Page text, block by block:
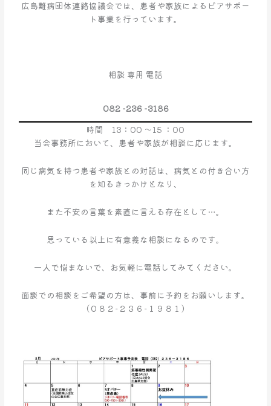
広島難病団体連絡協議会では、患者や家族によるピアサポー
ト事業を行っています。
相談 専用 電話
082 -236 -3186
時間 13：00 ～15 ：00
当会事務所において、患者や家族が相談に応じます。
同じ病気を持つ患者や家族との対話は、病気との付き合い方
を知るきっかけとなり、
また不安の言葉を素直に言える存在として…。
思っている以上に有意義な相談になるのです。
一人で悩まないで、お気軽に電話してみてください。
面談での相談をご希望の方は、事前に予約をお願いします。
（０８２−２３６−１９８１）
業